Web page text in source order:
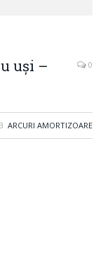
uşi –
0
ARCURI AMORTIZOARE